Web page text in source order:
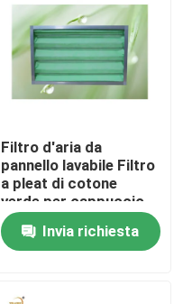
Filtro d'aria da
pannello lavabile Filtro
a pleat di cotone
verde per cappuccio
di flusso laminare
Invia richiesta